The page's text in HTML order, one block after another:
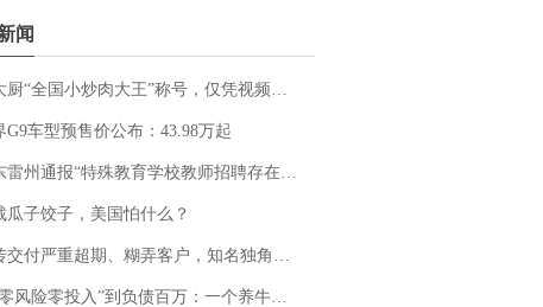
闻
“全国小炒肉大王”称号，仅凭视频评出？中国烹饪协会回应
G9车型预售价公布：43.98万起
通报“特殊教育学校教师招聘存在违规行为”：已启动问责程序 副校长被停职
瓜子饺子，美国怕什么？
期、糊弄客户，知名独角兽车企创始人回应：都没证据，将依法采取措施，“本人长期与美国交管局保持沟通，对方表示肯定”
零投入”到负债百万：一个养牛项目崩盘后，谁该为农户的贷款买单丨红星调查